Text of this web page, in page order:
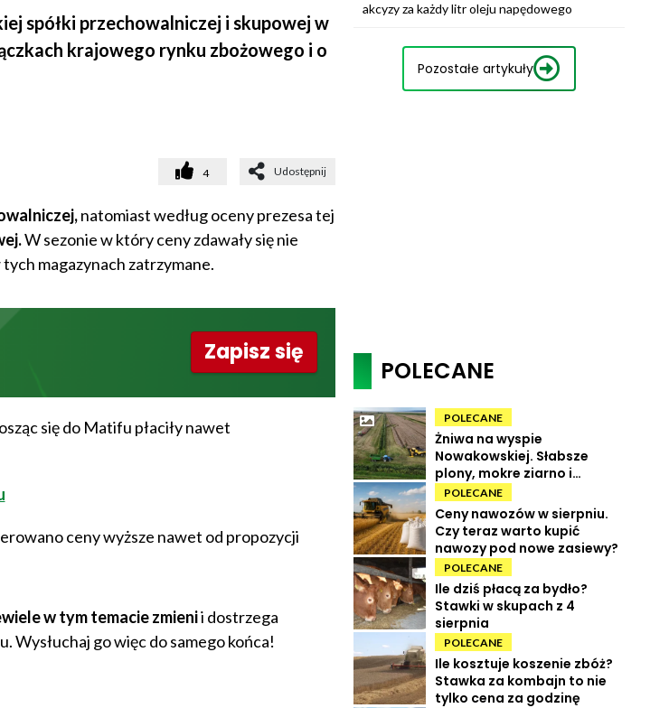
spółki przechowalniczej i skupowej w
krajowego rynku zbożowego i o
4 Udostępnij
natomiast według oceny prezesa tej
W sezonie w który ceny zdawały się nie
magazynach zatrzymane.
Zapisz się
się do Matifu płaciły nawet
ceny wyższe nawet od propozycji
w tym temacie zmienii dostrzega
Wysłuchaj go więc do samego końca!
akcyzy za każdy litr oleju napędowego
Pozostałe artykuły
POLECANE
POLECANE
Żniwa na wyspie
Nowakowskiej. Słabsze
plony, mokre ziarno i
wysokie koszty
POLECANE
Ceny nawozów w sierpniu.
Czy teraz warto kupić
nawozy pod nowe zasiewy?
POLECANE
Ile dziś płacą za bydło?
Stawki w skupach z 4
sierpnia
POLECANE
Ile kosztuje koszenie zbóż?
Stawka za kombajn to nie
tylko cena za godzinę